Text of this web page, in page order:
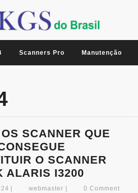
Scanners Pro Manutenção
SCANNER QUE
O SCANNER
ALARIS I3200
OS
29/03/2024webmaster webmaster0 Comment